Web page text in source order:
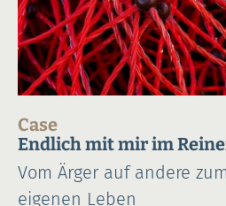
Case
Endlich mit mir im
Vom Ärger auf andere
eigenen Leben